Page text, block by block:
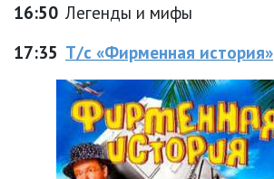
16:50 Легенды и мифы
17:35 Т/с «Фирменная история»